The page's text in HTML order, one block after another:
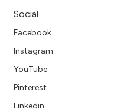
Social
Facebook
Instagram
YouTube
Pinterest
Linkedin